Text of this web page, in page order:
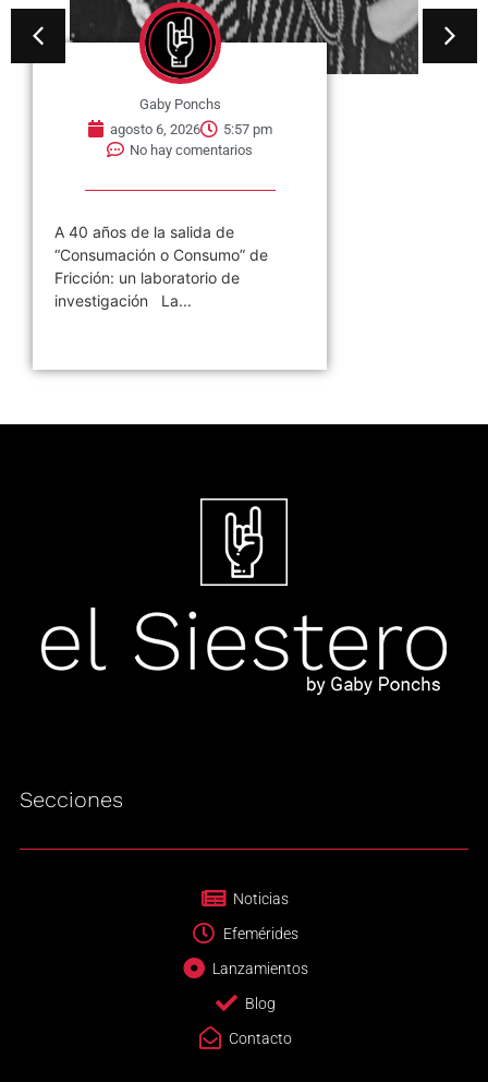
Gaby Ponchs
agosto 6, 2026
5:57 pm
No hay comentarios
A 40 años de la salida de
“Consumación o Consumo” de
Fricción: un laboratorio de
investigación La...
Secciones
Noticias
Efemérides
Lanzamientos
Blog
Contacto